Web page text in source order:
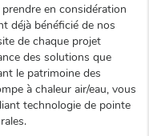
en considération
déjà bénéficié de nos
de chaque projet
des solutions que
le patrimoine des
à chaleur air/eau, vous
technologie de pointe